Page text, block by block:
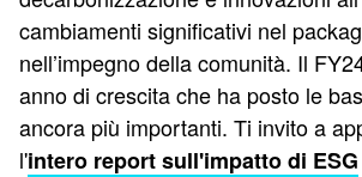
cambiamenti significativi nel
nell’impegno della comunità. Il
anno di crescita che ha posto le
ancora più importanti. Ti invito a
l'intero report sull'impatto di ESG